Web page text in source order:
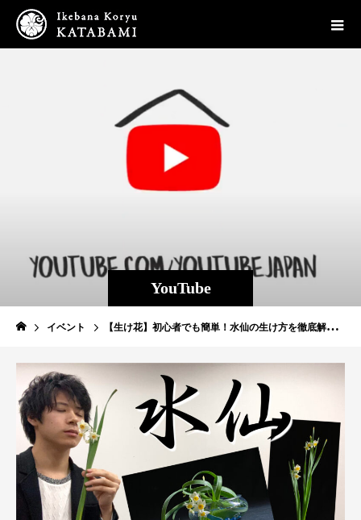
YouTube
イベント 【生け花】初心者でも簡単！水仙の生け方を徹底解説…！！百均の器で簡単な作例も２作ご紹介【いけばな】